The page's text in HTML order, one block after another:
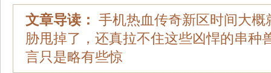
文章导读： 手机热血传奇新区时间大概
胁甩掉了，还真拉不住这些凶悍的串种
言只是略有些惊